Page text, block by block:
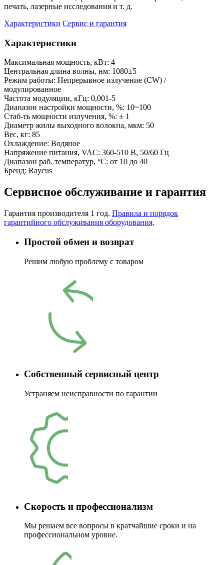
печать, лазерные исследования и т. д.
Характеристики Сервис и гарантия
Характеристики
Максимальная мощность, кВт: 4
Центральная длина волны, нм: 1080±5
Режим работы: Непрерывное излучение (CW) /
модулированное
Частота модуляции, кГц: 0,001-5
Диапазон настройки мощности, %: 10~100
Стаб-ть мощности излучения, %: ± 1
Диаметр жилы выходного волокна, мкм: 50
Вес, кг: 85
Охлаждение: Водяное
Напряжение питания, VAC: 360-510 В, 50/60 Гц
Диапазон раб. температур, °С: от 10 до 40
Бренд: Raycus
Сервисное обслуживание и гарантия
Гарантия производителя 1 год. Правила и порядок
гарантийного обслуживания оборудования.
Простой обмен и возврат
Решим любую проблему с товаром
Собственный сервисный центр
Устраняем неисправности по гарантии
Скорость и профессионализм
Мы решаем все вопросы в кратчайшие сроки и на
профессиональном уровне.